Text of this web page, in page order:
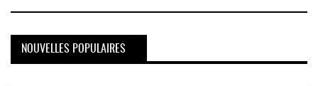
NOUVELLES POPULAIRES